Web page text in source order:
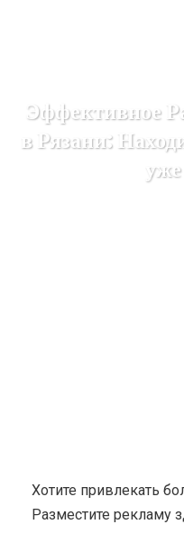
Эффективное
в Рязани:
Хотите привлекать
Разместите рекламу